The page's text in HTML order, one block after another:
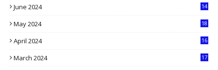
June 2024
14
May 2024
18
April 2024
16
March 2024
17